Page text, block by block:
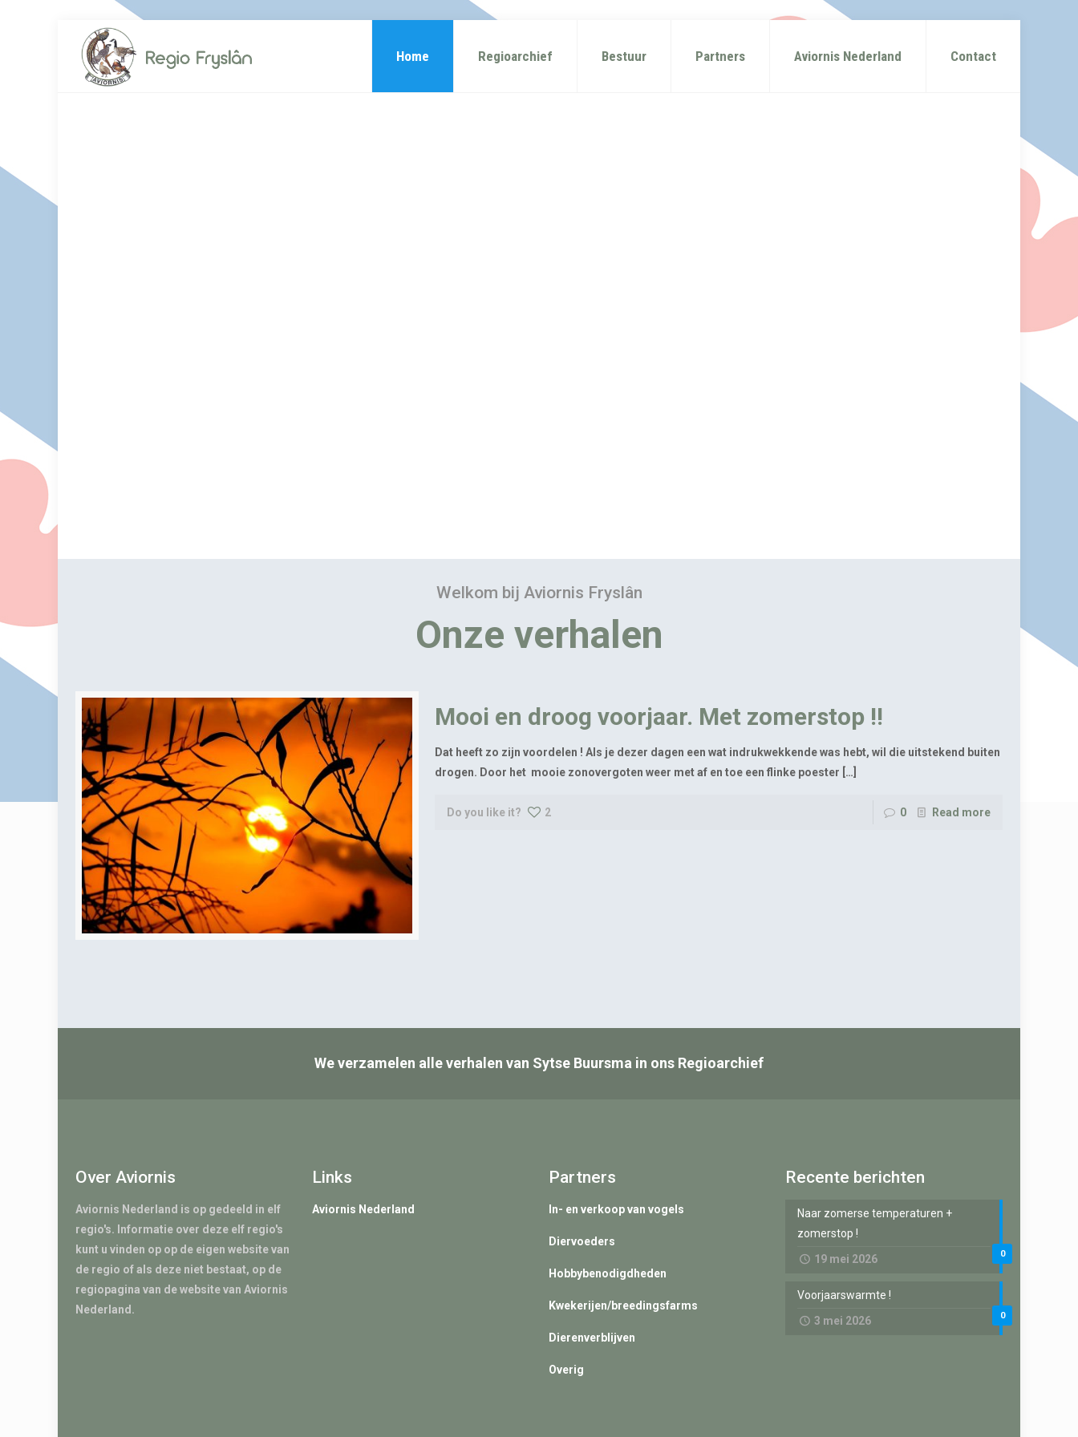
Home Regioarchief Bestuur Partners Aviornis Nederland Contact
Welkom bij Aviornis Fryslân
Onze verhalen
Mooi en droog voorjaar. Met zomerstop !!
Dat heeft zo zijn voordelen ! Als je dezer dagen een wat indrukwekkende was hebt, wil die uitstekend buiten
drogen. Door het mooie zonovergoten weer met af en toe een flinke poester […]
Do you like it? 2 0 Read more
We verzamelen alle verhalen van Sytse Buursma in ons Regioarchief
Over Aviornis
Aviornis Nederland is op gedeeld in elf
regio's. Informatie over deze elf regio's
kunt u vinden op op de eigen website van
de regio of als deze niet bestaat, op de
regiopagina van de website van Aviornis
Nederland.
Links
Aviornis Nederland
Partners
In- en verkoop van vogels
Diervoeders
Hobbybenodigdheden
Kwekerijen/breedingsfarms
Dierenverblijven
Overig
Recente berichten
0
Naar zomerse temperaturen +
zomerstop !
19 mei 2026
0
Voorjaarswarmte !
3 mei 2026